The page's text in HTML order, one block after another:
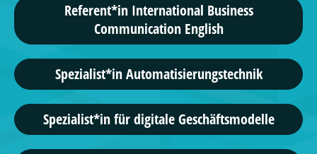
Referent*in International Business
Communication English
Spezialist*in Automatisierungstechnik
Spezialist*in für digitale Geschäftsmodelle